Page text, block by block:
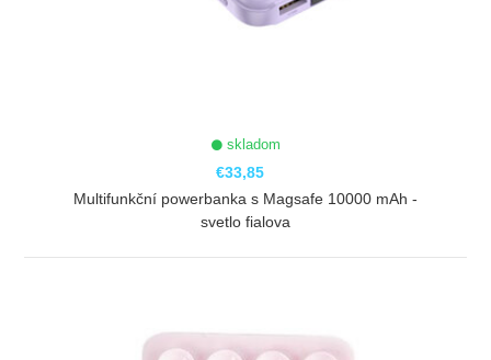
skladom
€33,85
Multifunkční powerbanka s Magsafe 10000 mAh -
svetlo fialova